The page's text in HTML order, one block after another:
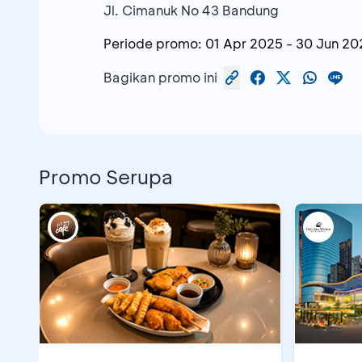
Jl. Cimanuk No 43 Bandung
Periode promo: 01 Apr 2025 - 30 Jun
Bagikan promo ini
Promo Serupa